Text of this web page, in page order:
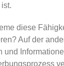
diese
Auf der
und